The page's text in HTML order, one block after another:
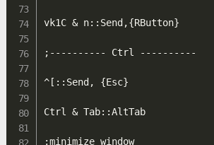
vk1C & n::Send,{RButton}
;---------- Ctrl ----------
^[::Send, {Esc}
Ctrl & Tab::AltTab
;minimize window